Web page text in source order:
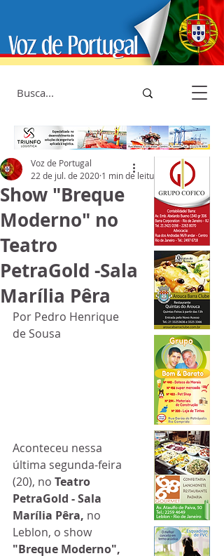
Show "Breque
Moderno" no
Teatro
PetraGold -Sala
Marília Pêra
Voz de Portugal
22 de jul. de 2020 1 min de leitura
Por Pedro Henrique
de Sousa
Aconteceu nessa
última segunda-feira
(20), no Teatro
PetraGold - Sala
Marília Pêra, no
Leblon, o show
"Breque Moderno",